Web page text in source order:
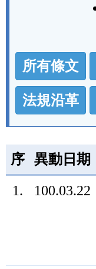
法
規
功
能
按
鈕
區
所有條文
法規沿革
序 異動日期
1. 100.03.22